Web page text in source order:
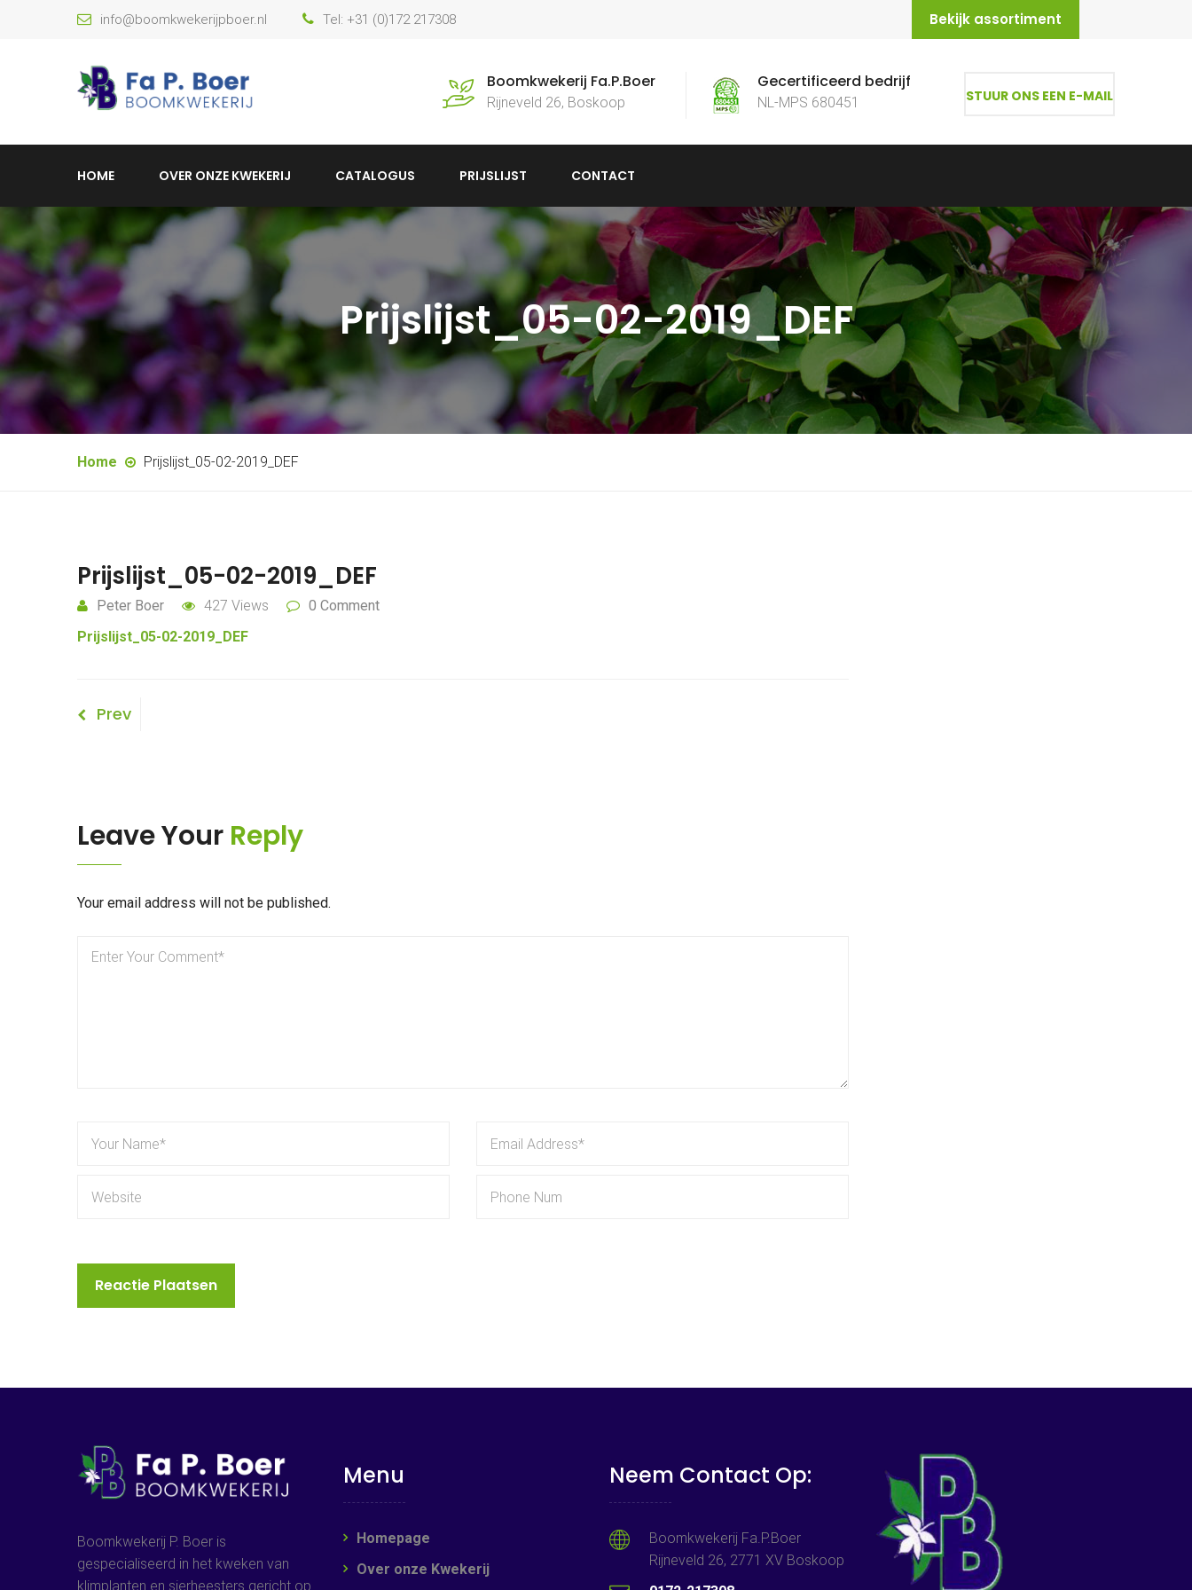
info@boomkwekerijpboer.nl Tel: +31 (0)172 217308 Bekijk assortiment
Boomkwekerij Fa.P.Boer
Rijneveld 26, Boskoop
Gecertificeerd bedrijf
NL-MPS 680451 STUUR ONS EEN E-MAIL
HOME OVER ONZE KWEKERIJ CATALOGUS PRIJSLIJST CONTACT
Prijslijst_05-02-2019_DEF
Home Prijslijst_05-02-2019_DEF
Prijslijst_05-02-2019_DEF
Peter Boer 427 Views
0 Comment
Prijslijst_05-02-2019_DEF
Bericht
Previous
Prev
Leave Your Reply
Your email address will not be published.
Boomkwekerij P. Boer is
gespecialiseerd in het kweken van
klimplanten en sierheesters gericht op
Menu
Homepage
Over onze Kwekerij
Neem Contact Op:
Boomkwekerij Fa.P.Boer
Rijneveld 26, 2771 XV Boskoop